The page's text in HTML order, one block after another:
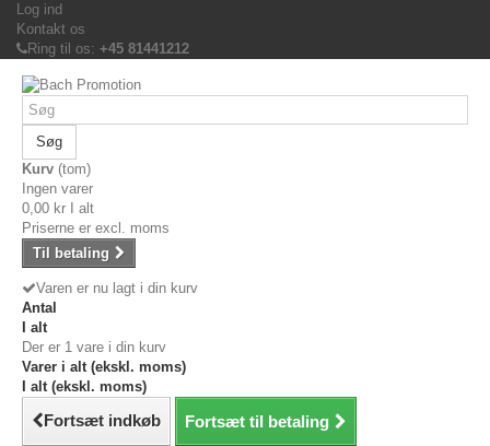
Log ind
Kontakt os
Ring til os: +45 81441212
Søg
Kurv (tom)
Ingen varer
0,00 kr
I alt
Priserne er excl. moms
Til betaling
Varen er nu lagt i din kurv
Antal
I alt
Der er 1 vare i din kurv
Varer i alt (ekskl. moms)
I alt (ekskl. moms)
Fortsæt indkøb Fortsæt til betaling